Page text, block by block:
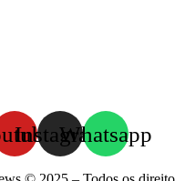
InstagramWhatsapp